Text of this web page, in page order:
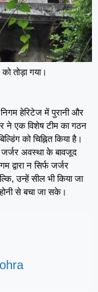
तोड़ा गया।
हेरिटेज में पुरानी और
ने एक विशेष टीम का गठन
को चिह्नित किया है।
अवस्था के बावजूद
द्वारा न सिर्फ जर्जर
उन्हें सील भी किया जा
से बचा जा सके।